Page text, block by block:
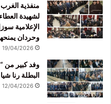
منفذية
لشهيدة
الإعلامية
وحردان
19/04/2026
وفد كبير من
البطلة رنا
12/04/2026